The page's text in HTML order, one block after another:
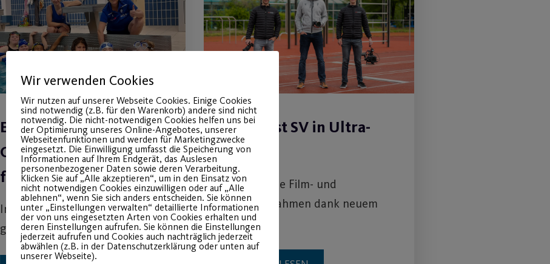
Erfolgreiche
Crowdfunding-Aktion
für Bunter Sport
Insgesamt konnten 5.665 €
gesammelt werden.
Der Post SV in Ultra-
HD
Emotionale Film- und
Fotoaufnahmen dank neuem
Partner.
Wir verwenden Cookies
Wir nutzen auf unserer Webseite Cookies. Einige Cookies
sind notwendig (z.B. für den Warenkorb) andere sind nicht
notwendig. Die nicht-notwendigen Cookies helfen uns bei
der Optimierung unseres Online-Angebotes, unserer
Webseitenfunktionen und werden für Marketingzwecke
eingesetzt. Die Einwilligung umfasst die Speicherung von
Informationen auf Ihrem Endgerät, das Auslesen
personenbezogener Daten sowie deren Verarbeitung.
Klicken Sie auf „Alle akzeptieren“, um in den Einsatz von
nicht notwendigen Cookies einzuwilligen oder auf „Alle
ablehnen“, wenn Sie sich anders entscheiden. Sie können
unter „Einstellungen verwalten“ detaillierte Informationen
der von uns eingesetzten Arten von Cookies erhalten und
deren Einstellungen aufrufen. Sie können die Einstellungen
jederzeit aufrufen und Cookies auch nachträglich jederzeit
abwählen (z.B. in der Datenschutzerklärung oder unten auf
unserer Webseite).